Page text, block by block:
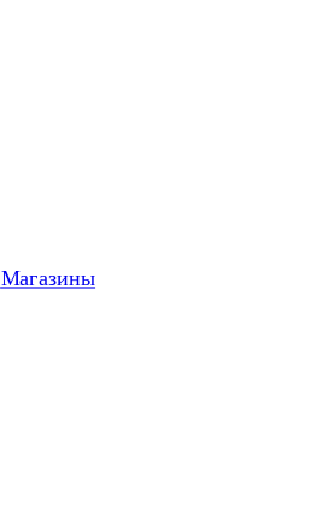
Магазины